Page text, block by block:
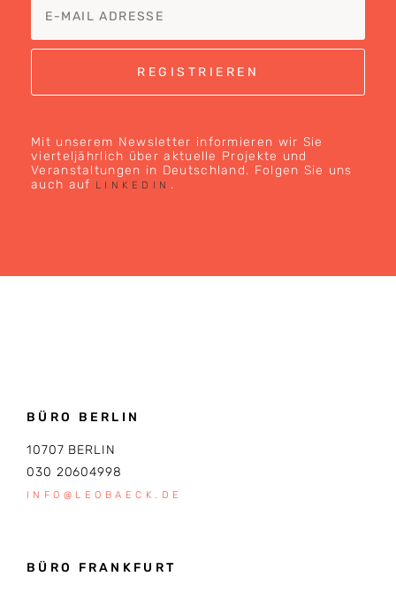
Mit unserem Newsletter informieren wir Sie
vierteljährlich über aktuelle Projekte und
Veranstaltungen in Deutschland. Folgen Sie uns
auch auf
LINKEDIN .
BÜRO BERLIN
10707 BERLIN
030 20604998
INFO@LEOBAECK.DE
BÜRO FRANKFURT